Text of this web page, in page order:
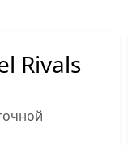
Rivals